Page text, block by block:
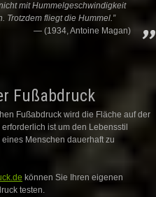
mit Hummelgeschwindigkeit
Trotzdem fliegt die Hummel.”
(1934, Antoine Magan)
Fußabdruck
Fußabdruck wird die Fläche auf der
ist um den Lebensstil
Menschen dauerhaft zu
können Sie Ihren eigenen
testen.